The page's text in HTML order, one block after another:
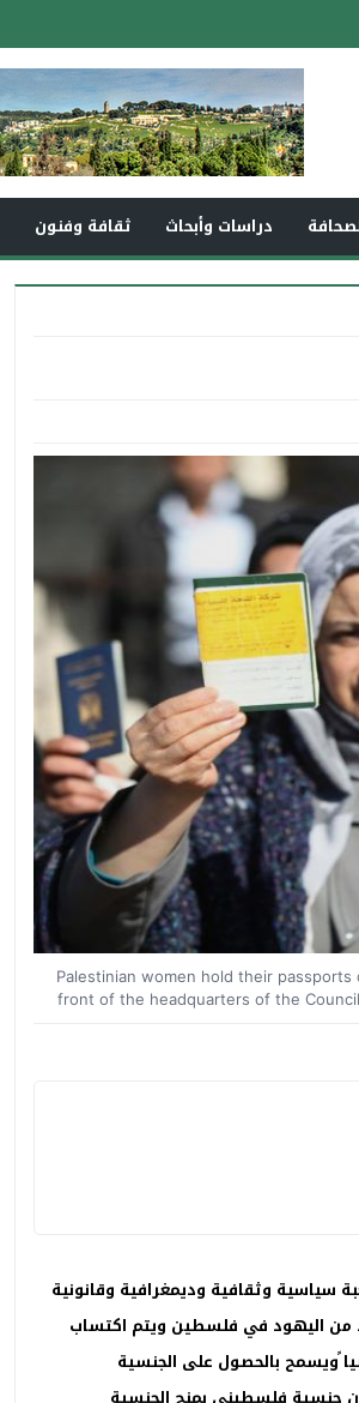
دراسات وأبحاث ثقافة وفنون
Palestinian women hold their
front of the headquarters of the
سياسية وثقافية وديمغرافية وقانونية
من اليهود في فلسطين ويتم اكتساب
ًويسمح بالحصول على الجنسية